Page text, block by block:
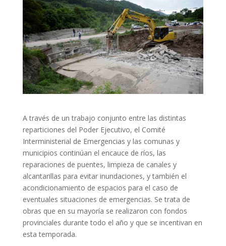
A través de un trabajo conjunto entre las distintas
reparticiones del Poder Ejecutivo, el Comité
Interministerial de Emergencias y las comunas y
municipios continúan el encauce de ríos, las
reparaciones de puentes, limpieza de canales y
alcantarillas para evitar inundaciones, y también el
acondicionamiento de espacios para el caso de
eventuales situaciones de emergencias. Se trata de
obras que en su mayoría se realizaron con fondos
provinciales durante todo el año y que se incentivan en
esta temporada.